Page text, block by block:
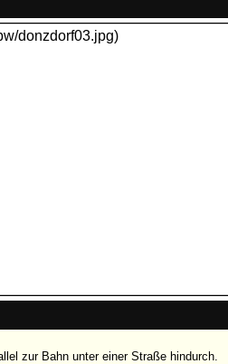
zur Bahn unter einer Straße hindurch.